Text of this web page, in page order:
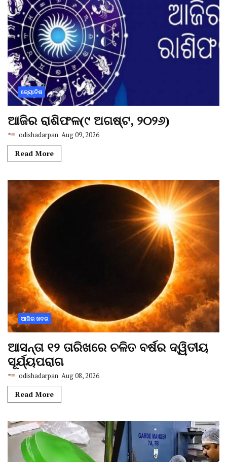
ଜ୍ୟୋତିଷ
ଆଜିର ରାଶିଫଳ(୯ ଅଗଷ୍ଟ, ୨୦୨୬)
odishadarpan Aug 09, 2026
Read More
ଆଜିର ଖବର
ଆସନ୍ତା ୧୨ ତାରିଖରେ ଚଳିତ ବର୍ଷର ଦ୍ୱିତୀୟ
ସୂର୍ଯ୍ୟପରାଗ
odishadarpan Aug 08, 2026
Read More